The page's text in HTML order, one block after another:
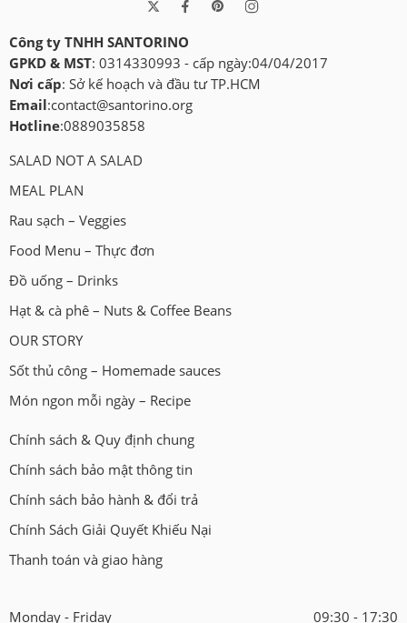
Công ty TNHH SANTORINO
GPKD & MST: 0314330993 - cấp ngày:04/04/2017
Nơi cấp: Sở kế hoạch và đầu tư TP.HCM
Email :contact@santorino.org
Hotline:0889035858
SALAD NOT A SALAD
MEAL PLAN
Rau sạch – Veggies
Food Menu – Thực đơn
Đồ uống – Drinks
Hạt & cà phê – Nuts & Coffee Beans
OUR STORY
Sốt thủ công – Homemade sauces
Món ngon mỗi ngày – Recipe
Chính sách & Quy định chung
Chính sách bảo mật thông tin
Chính sách bảo hành & đổi trả
Chính Sách Giải Quyết Khiếu Nại
Thanh toán và giao hàng
Monday - Friday 09:30 - 17:30